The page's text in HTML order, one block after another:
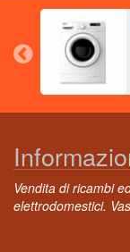
Vendita di ricambi
elettrodomestici.